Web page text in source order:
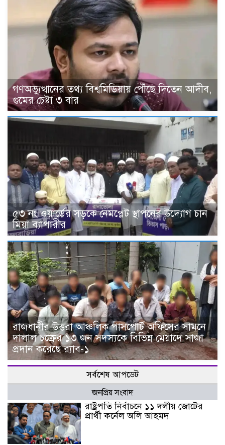
গণঅভ্যুত্থানের তথ্য বিশ্বমিডিয়ায় পৌঁছে দিতেন আদীব,
গুমের চেষ্টা ৩ বার
৫৩ নং ওয়ার্ডের সড়কে নেমপ্লেট স্থাপনের উদ্যোগ চান
মিয়া ব্যাপারীর
রাজধানীর উত্তরা আঞ্চলিক পাসপোর্ট অফিসের সামনে
দালাল চক্রের ১৩ জন সদস্যকে বিভিন্ন মেয়াদে সাজা
প্রদান করেছে র‌্যাব-১
সর্বশেষ আপডেট
জনপ্রিয় সংবাদ
রাষ্ট্রপতি নির্বাচনে ১১ দলীয় জোটের
প্রার্থী কর্নেল অলি আহমদ